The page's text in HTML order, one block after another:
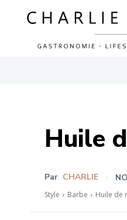
Huile
Par CHARLIE
Style Barbe Huile de